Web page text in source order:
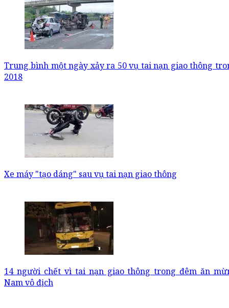
Trung bình một ngày xảy ra 50 vụ tai nạn giao thông
2018
Xe máy "tạo dáng" sau vụ tai nạn giao thông
14 người chết vì tai nạn giao thông trong đêm ăn
Nam vô địch